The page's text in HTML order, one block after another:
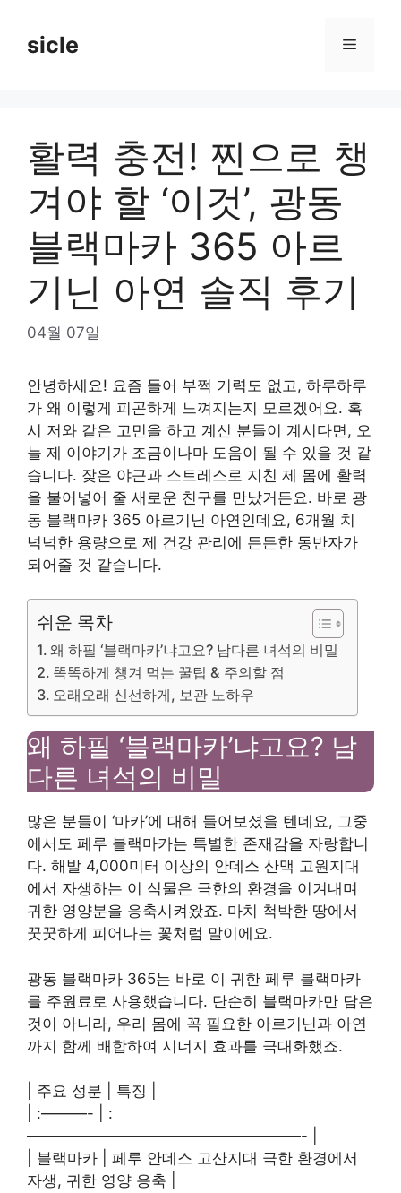
contentsicle Menu
활력 충전! 찐으로 챙
겨야 할 ‘이것’, 광동
블랙마카 365 아르
기닌 아연 솔직 후기
04월 07일
안녕하세요! 요즘 들어 부쩍 기력도 없고, 하루하루
가 왜 이렇게 피곤하게 느껴지는지 모르겠어요. 혹
시 저와 같은 고민을 하고 계신 분들이 계시다면, 오
늘 제 이야기가 조금이나마 도움이 될 수 있을 것 같
습니다. 잦은 야근과 스트레스로 지친 제 몸에 활력
을 불어넣어 줄 새로운 친구를 만났거든요. 바로 광
동 블랙마카 365 아르기닌 아연인데요, 6개월 치
넉넉한 용량으로 제 건강 관리에 든든한 동반자가
되어줄 것 같습니다.
쉬운 목차
왜 하필 ‘블랙마카’냐고요? 남다른 녀석의 비밀
똑똑하게 챙겨 먹는 꿀팁 & 주의할 점
오래오래 신선하게, 보관 노하우
왜 하필 ‘블랙마카’냐고요? 남
다른 녀석의 비밀
많은 분들이 ‘마카’에 대해 들어보셨을 텐데요, 그중
에서도 페루 블랙마카는 특별한 존재감을 자랑합니
다. 해발 4,000미터 이상의 안데스 산맥 고원지대
에서 자생하는 이 식물은 극한의 환경을 이겨내며
귀한 영양분을 응축시켜왔죠. 마치 척박한 땅에서
꿋꿋하게 피어나는 꽃처럼 말이에요.
광동 블랙마카 365는 바로 이 귀한 페루 블랙마카
를 주원료로 사용했습니다. 단순히 블랙마카만 담은
것이 아니라, 우리 몸에 꼭 필요한 아르기닌과 아연
까지 함께 배합하여 시너지 효과를 극대화했죠.
| 주요 성분 | 특징 |
| :———- | :
——————————————————- |
| 블랙마카 | 페루 안데스 고산지대 극한 환경에서
자생, 귀한 영양 응축 |